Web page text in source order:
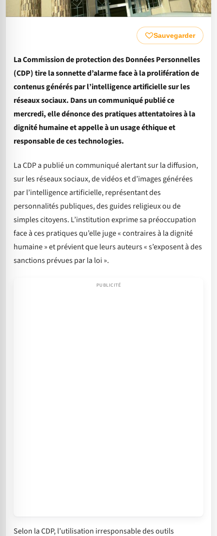
Sauvegarder
La Commission de protection des Données Personnelles
(CDP) tire la sonnette d’alarme face à la prolifération de
contenus générés par l’intelligence artificielle sur les
réseaux sociaux. Dans un communiqué publié ce
mercredi, elle dénonce des pratiques attentatoires à la
dignité humaine et appelle à un usage éthique et
responsable de ces technologies.
La CDP a publié un communiqué alertant sur la diffusion,
sur les réseaux sociaux, de vidéos et d’images générées
par l’intelligence artificielle, représentant des
personnalités publiques, des guides religieux ou de
simples citoyens. L’institution exprime sa préoccupation
face à ces pratiques qu’elle juge « contraires à la dignité
humaine » et prévient que leurs auteurs « s’exposent à des
sanctions prévues par la loi ».
Selon la CDP, l’utilisation irresponsable des outils